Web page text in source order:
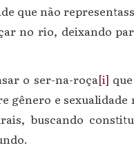
que não
no rio, deixando
o ser-na-roça[i]
gênero e
buscando